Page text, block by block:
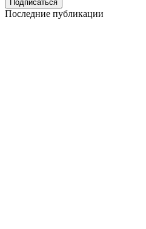
Последние публикации